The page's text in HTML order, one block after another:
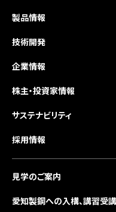
製品情報
技術開発
企業情報
株主・投資家情報
サステナビリティ
採用情報
見学のご案内
愛知製鋼への入構、講習受講